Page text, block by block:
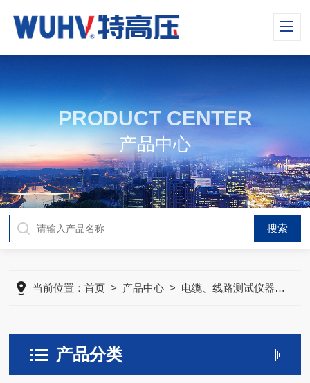
PRODUCT CENTER
产品中心
当前位置：首页 > 产品中心 > 电缆、线路测试仪器>
产品分类